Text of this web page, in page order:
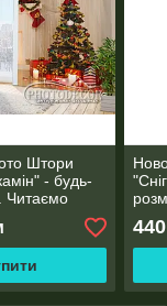
Штори
- будь-
Читаємо
440